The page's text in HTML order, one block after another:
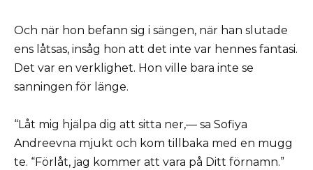
Och när hon befann sig i sängen, när han slutade
ens låtsas, insåg hon att det inte var hennes fantasi.
Det var en verklighet. Hon ville bara inte se
sanningen för länge.
“Låt mig hjälpa dig att sitta ner,— sa Sofiya
Andreevna mjukt och kom tillbaka med en mugg
te. “Förlåt, jag kommer att vara på Ditt förnamn.”